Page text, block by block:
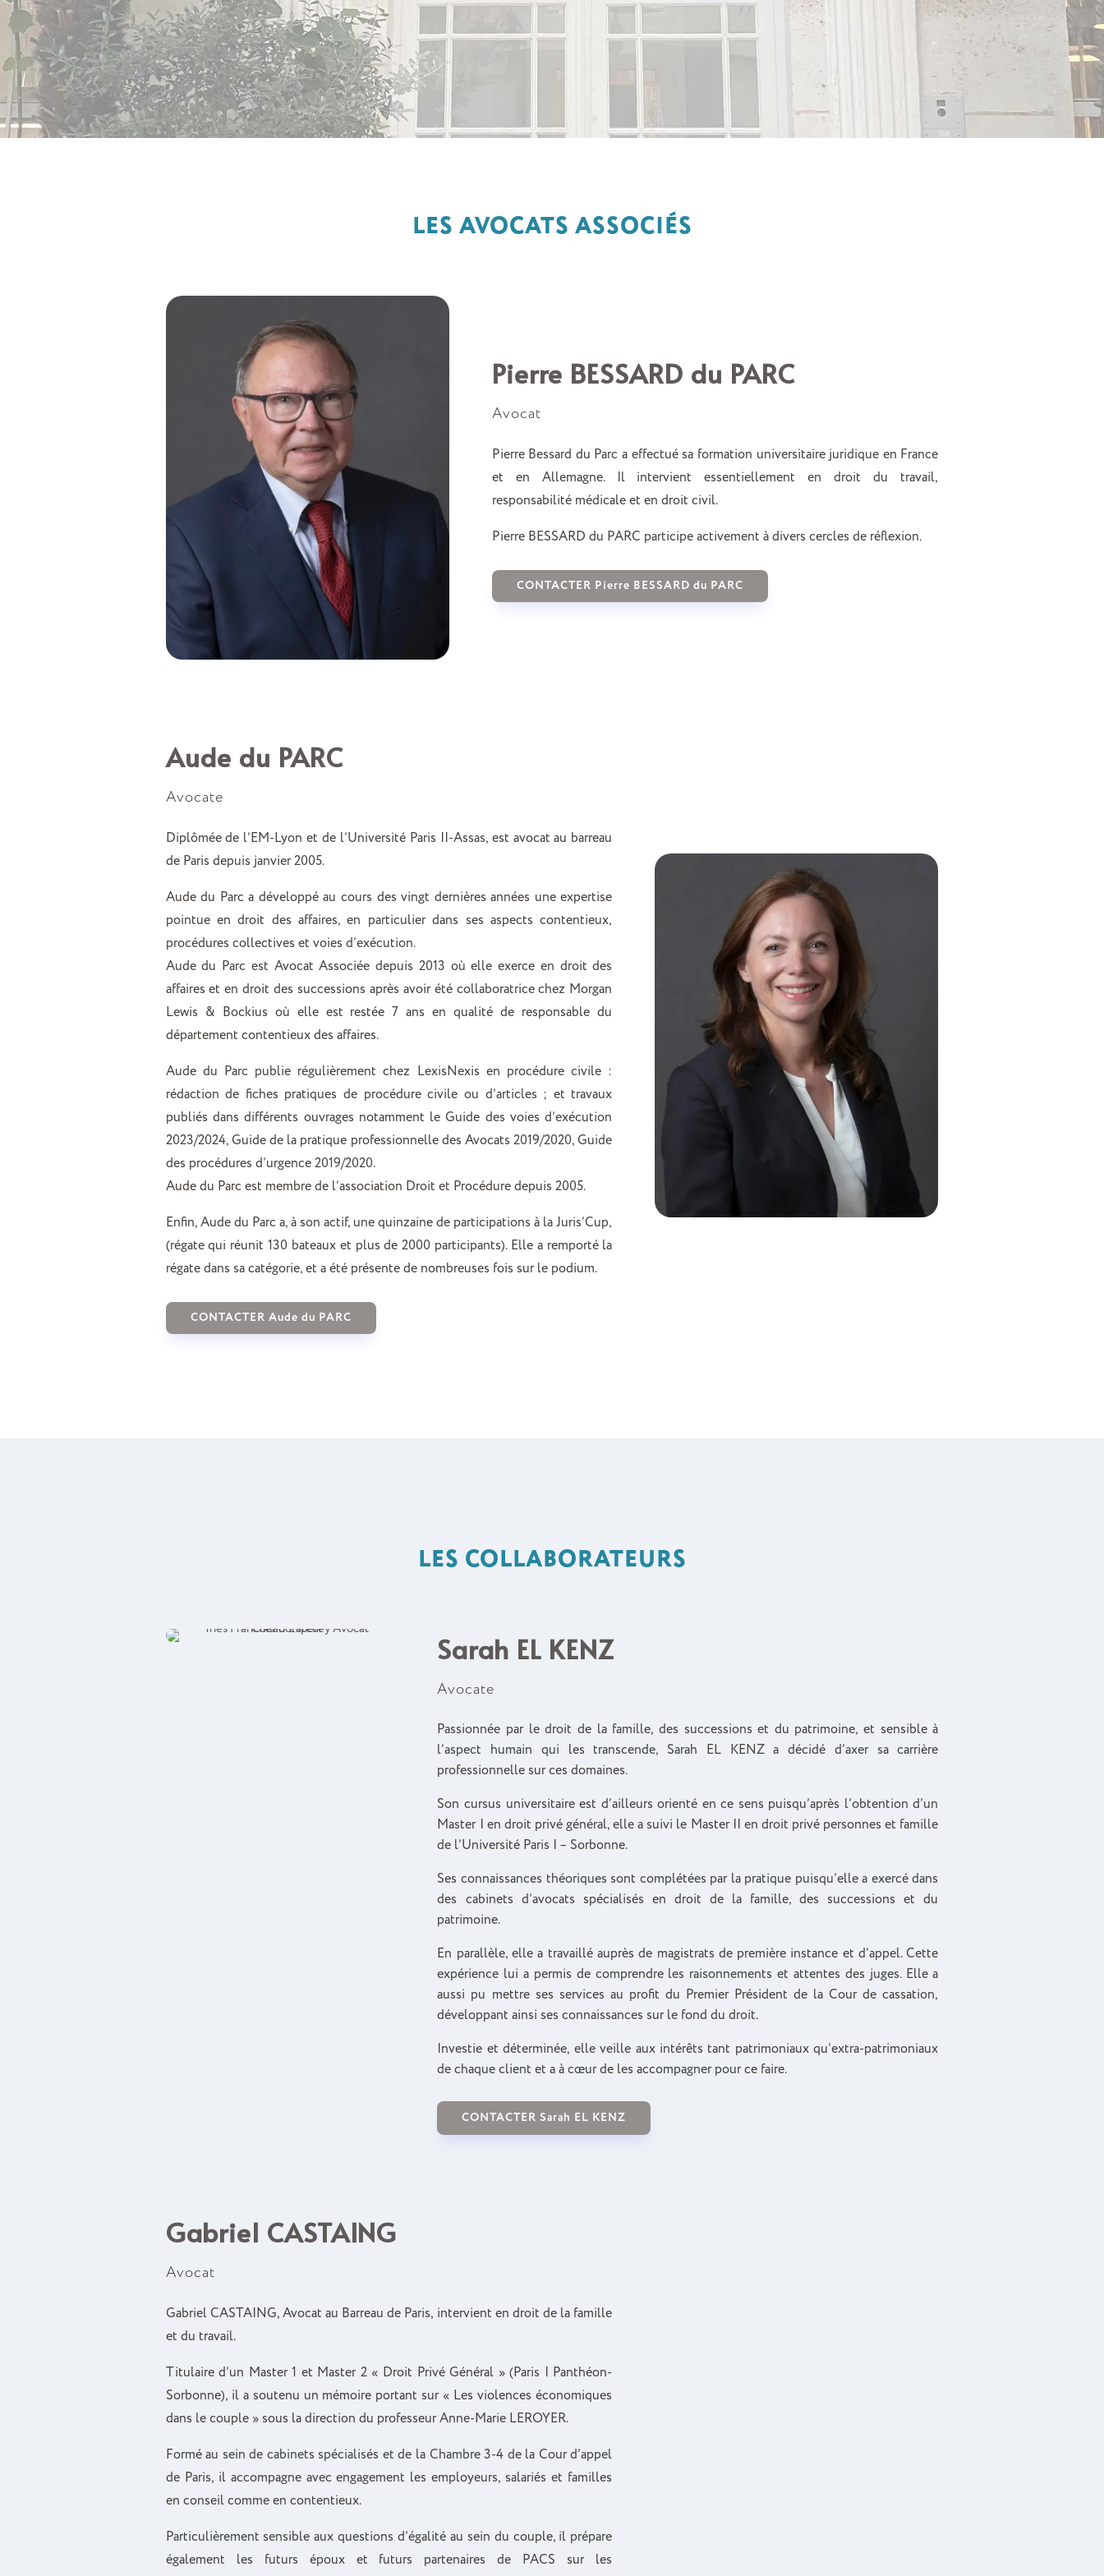
LES AVOCATS ASSOCIÉS
Pierre BESSARD du PARC
Avocat
Pierre Bessard du Parc a effectué sa formation universitaire juridique en France
et en Allemagne. Il intervient essentiellement en droit du travail,
responsabilité médicale et en droit civil.
Pierre BESSARD du PARC participe activement à divers cercles de réflexion.
CONTACTER Pierre BESSARD du PARC
Aude du PARC
Avocate
Diplômée de l’EM-Lyon et de l’Université Paris II-Assas, est avocat au barreau
de Paris depuis janvier 2005.
Aude du Parc a développé au cours des vingt dernières années une expertise
pointue en droit des affaires, en particulier dans ses aspects contentieux,
procédures collectives et voies d’exécution.
Aude du Parc est Avocat Associée depuis 2013 où elle exerce en droit des
affaires et en droit des successions après avoir été collaboratrice chez Morgan
Lewis & Bockius où elle est restée 7 ans en qualité de responsable du
département contentieux des affaires.
Aude du Parc publie régulièrement chez LexisNexis en procédure civile :
rédaction de fiches pratiques de procédure civile ou d’articles ; et travaux
publiés dans différents ouvrages notamment le Guide des voies d’exécution
2023/2024, Guide de la pratique professionnelle des Avocats 2019/2020, Guide
des procédures d’urgence 2019/2020.
Aude du Parc est membre de l’association Droit et Procédure depuis 2005.
Enfin, Aude du Parc a, à son actif, une quinzaine de participations à la Juris’Cup,
(régate qui réunit 130 bateaux et plus de 2000 participants). Elle a remporté la
régate dans sa catégorie, et a été présente de nombreuses fois sur le podium.
CONTACTER Aude du PARC
LES COLLABORATEURS
Sarah EL KENZ
Avocate
Passionnée par le droit de la famille, des successions et du patrimoine, et sensible à
l’aspect humain qui les transcende, Sarah EL KENZ a décidé d’axer sa carrière
professionnelle sur ces domaines.
Son cursus universitaire est d’ailleurs orienté en ce sens puisqu’après l’obtention d’un
Master I en droit privé général, elle a suivi le Master II en droit privé personnes et famille
de l’Université Paris I – Sorbonne.
Ses connaissances théoriques sont complétées par la pratique puisqu’elle a exercé dans
des cabinets d’avocats spécialisés en droit de la famille, des successions et du
patrimoine.
En parallèle, elle a travaillé auprès de magistrats de première instance et d’appel. Cette
expérience lui a permis de comprendre les raisonnements et attentes des juges. Elle a
aussi pu mettre ses services au profit du Premier Président de la Cour de cassation,
développant ainsi ses connaissances sur le fond du droit.
Investie et déterminée, elle veille aux intérêts tant patrimoniaux qu’extra-patrimoniaux
de chaque client et a à cœur de les accompagner pour ce faire.
CONTACTER Sarah EL KENZ
Gabriel CASTAING
Avocat
Gabriel CASTAING, Avocat au Barreau de Paris, intervient en droit de la famille
et du travail.
Titulaire d’un Master 1 et Master 2 « Droit Privé Général » (Paris I Panthéon-
Sorbonne), il a soutenu un mémoire portant sur « Les violences économiques
dans le couple » sous la direction du professeur Anne-Marie LEROYER.
Formé au sein de cabinets spécialisés et de la Chambre 3-4 de la Cour d’appel
de Paris, il accompagne avec engagement les employeurs, salariés et familles
en conseil comme en contentieux.
Particulièrement sensible aux questions d’égalité au sein du couple, il prépare
également les futurs époux et futurs partenaires de PACS sur les